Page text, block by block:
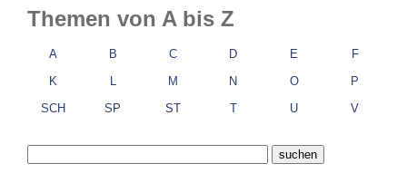
Themen von A bis Z
A B C D E
F
K
L M N O
P
SCH
SP ST T U V